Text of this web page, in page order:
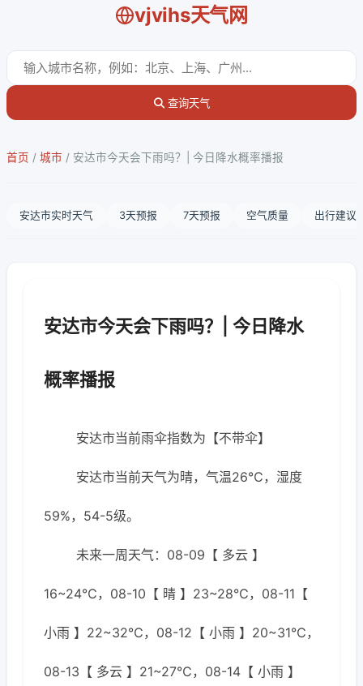
vjvihs天气网
查询天气
首页 / 城市 / 安达市今天会下雨吗？| 今日降水概率播报
安达市实时天气 3天预报 7天预报 空气质量 出行建议
安达市今天会下雨吗？| 今日降水
概率播报
安达市当前雨伞指数为【不带伞】
安达市当前天气为晴，气温26℃，湿度
59%，54-5级。
未来一周天气：08-09【 多云 】
16~24℃，08-10【 晴 】23~28℃，08-11【
小雨 】22~32℃，08-12【 小雨 】20~31℃，
08-13【 多云 】21~27℃，08-14【 小雨 】